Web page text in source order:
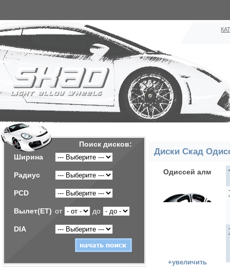
Поиск дисков:
Ширина
Радиус
PCD
Вылет(ET) от до
DIA
Диски Скад
Одиссей алм
+увеличить